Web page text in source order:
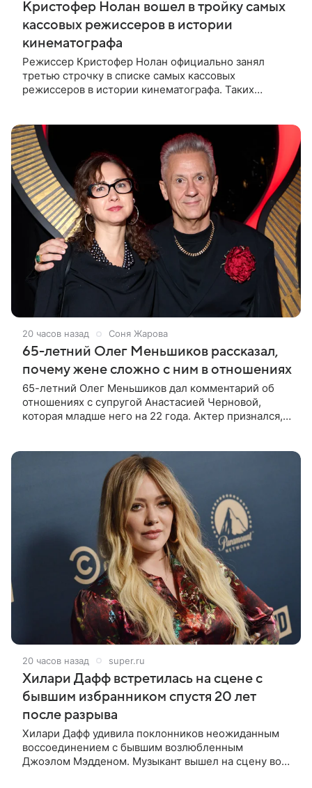
Кристофер Нолан вошел в тройку самых
кассовых режиссеров в истории
кинематографа
Режиссер Кристофер Нолан официально занял
третью строчку в списке самых кассовых
режиссеров в истории кинематографа. Таких
20 часов назад Соня Жарова
65-летний Олег Меньшиков рассказал,
почему жене сложно с ним в отношениях
65-летний Олег Меньшиков дал комментарий об
отношениях с супругой Анастасией Черновой,
которая младше него на 22 года. Актер признался,
20 часов назад super.ru
Хилари Дафф встретилась на сцене с
бывшим избранником спустя 20 лет
после разрыва
Хилари Дафф удивила поклонников неожиданным
воссоединением с бывшим возлюбленным
Джоэлом Мэдденом. Музыкант вышел на сцену во